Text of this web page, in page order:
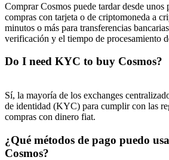
Comprar Cosmos puede tardar desde unos
compras con tarjeta o de criptomoneda a
minutos o más para transferencias
verificación y el tiempo de procesamiento
Do I need KYC to buy Cosmos?
Sí, la mayoría de los exchanges
de identidad (KYC) para cumplir con las
compras con dinero fiat.
¿Qué métodos de pago puedo
Cosmos?